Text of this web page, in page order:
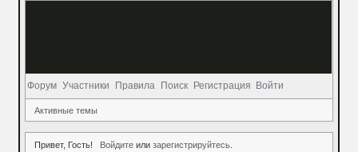
Форум Участники Правила Поиск Регистрация Войти
Активные темы
Привет, Гость! Войдитеили зарегистрируйтесь.